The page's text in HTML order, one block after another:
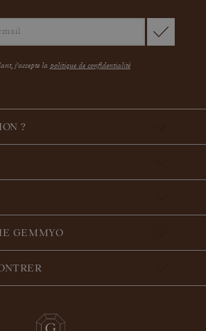
j'accepte la politique de confidentialité
?
GEMMYO